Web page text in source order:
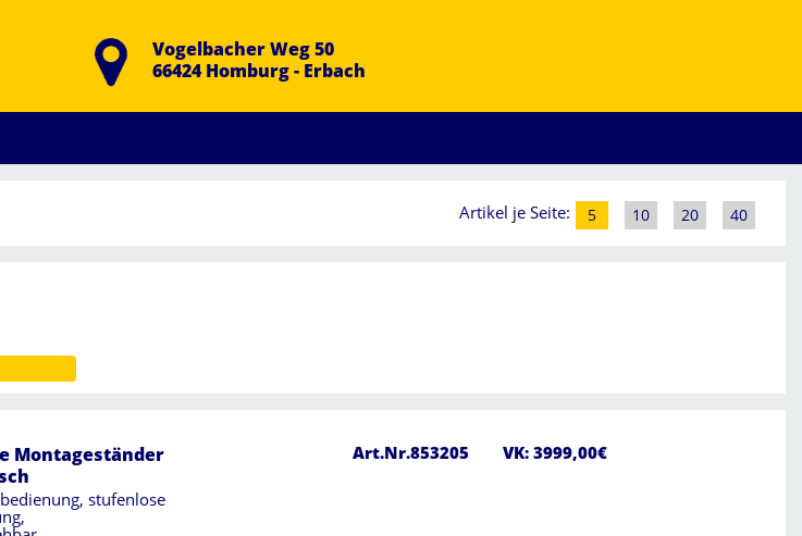
Vogelbacher Weg 50
66424 Homburg - Erbach
Artikel je Seite: 5 10 20 40
Montageständer
stufenlose
Art.Nr.853205 VK: 3999,00€